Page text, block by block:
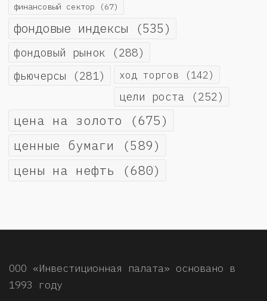
финансовый сектор (67)
фондовые индексы (535)
фондовый рынок (288)
фьючерсы (281) ход торгов (142)
цели роста (252)
цена на золото (675)
ценные бумаги (589)
цены на нефть (680)
ООО «Инвестиционная палата» основано в
1993 году